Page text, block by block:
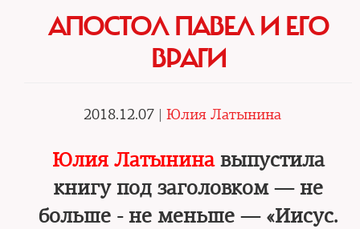
АПОСТОЛ ПАВЕЛ И ЕГО
ВРАГИ
2018.12.07 | Юлия Латынина
Юлия Латынинавыпустила
книгу под заголовком — не
больше - не меньше — «Иисус.